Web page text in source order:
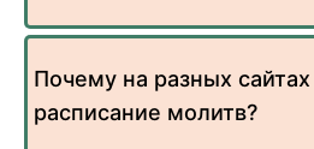
Почему на разных
расписание молитв?